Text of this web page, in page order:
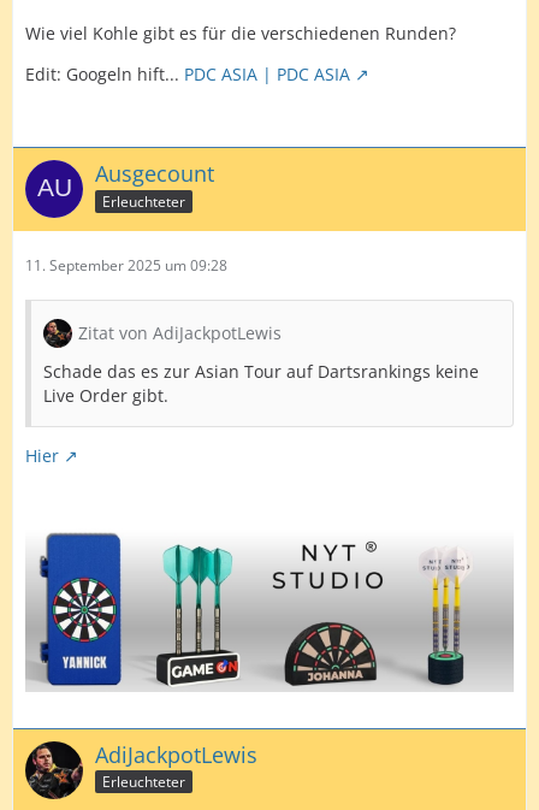
Wie viel Kohle gibt es für die verschiedenen Runden?
Edit: Googeln hift... PDC ASIA | PDC ASIA
Ausgecount
Erleuchteter
11. September 2025 um 09:28
Zitat von AdiJackpotLewis
Schade das es zur Asian Tour auf Dartsrankings keine
Live Order gibt.
Hier
AdiJackpotLewis
Erleuchteter